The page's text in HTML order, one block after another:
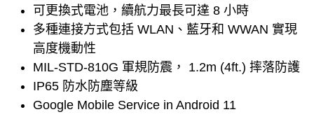
可更換式電池，續航力最長可達 8 小時
多種連接方式包括 WLAN、藍牙和 WWAN 實現
高度機動性
MIL-STD-810G 軍規防震， 1.2m (4ft.) 摔落防護
IP65 防水防塵等級
Google Mobile Service in Android 11